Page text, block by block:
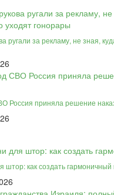
ругали за рекламу, не зная,
Россия приняла решение
штор: как создать гармоничный